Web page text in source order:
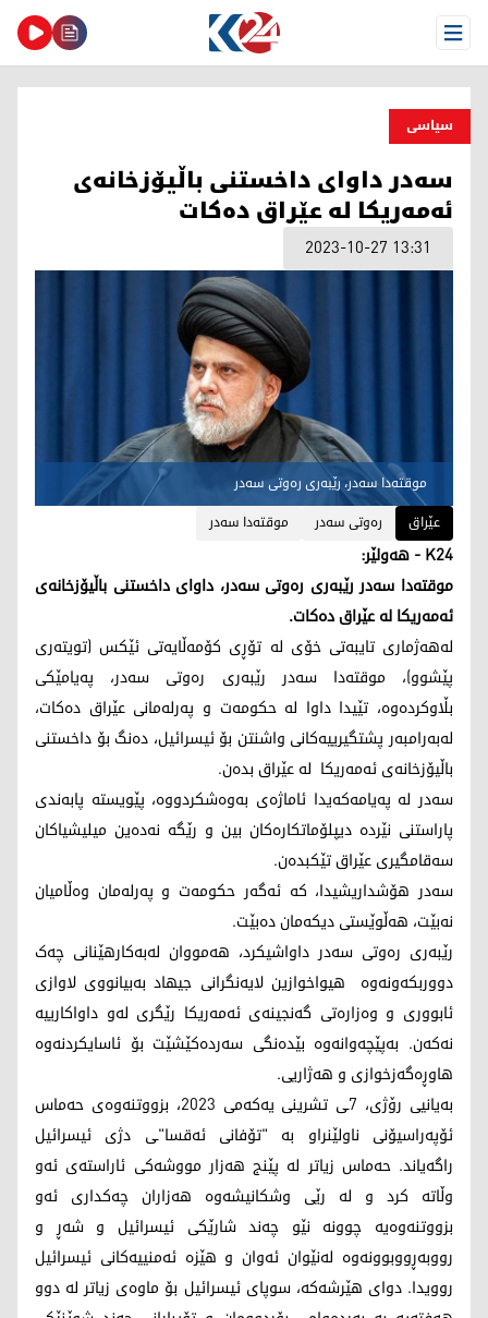
Open Menu
سیاسی
سه‌در داوای داخستنی باڵیۆزخانه‌ی
ئه‌مه‌ریكا له‌ عێراق ده‌كات
2023-10-27 13:31
موقته‌دا سه‌در، رێبه‌ری ره‌وتی سه‌در
عێراق
ره‌وتی سه‌در موقته‌دا سه‌در
K24 - هەولێر:
موقته‌دا سه‌در رێبه‌ری ره‌وتی سه‌در، داوای داخستنی باڵیۆزخانه‌ی
ئه‌مه‌ریكا له‌ عێراق ده‌كات.
له‌هه‌ژماری تایبه‌تی خۆی له‌ تۆڕی كۆمه‌ڵایه‌تی ئێكس (تویته‌ری
پێشوو)، موقته‌دا سه‌در رێبه‌ری ره‌وتی سه‌در، په‌یامێكی
بڵاوكرده‌وه‌، تێیدا داوا له‌ حكومه‌ت و په‌رله‌مانی عێراق ده‌كات،
له‌به‌رامبه‌ر پشتگیرییه‌كانی واشنتن بۆ ئیسرائیل، ده‌نگ بۆ داخستنی
باڵیۆزخانه‌ی ئه‌مه‌ریكا له‌ عێراق بده‌ن.
سه‌در له‌ په‌یامه‌كه‌یدا ئاماژه‌ی به‌وه‌شكردووه‌، پێویسته‌ پابه‌ندی
پاراستنی نێرده‌ دیپلۆماتكاره‌كان بین و رێگه‌ نه‌ده‌ین میلیشیاكان
سه‌قامگیری عێراق تێكبده‌ن.
سه‌در هۆشداریشیدا، كه‌ ئه‌گه‌ر حكومه‌ت و په‌رله‌مان وه‌ڵامیان
نه‌بێت، هه‌ڵوێستی دیكه‌مان ده‌بێت.
رێبەری رەوتی سەدر داواشیکرد، هەمووان لەبەکارهێنانی چەک
دووربکەونەوە هیواخوازین لایەنگرانی جیهاد بەبیانووی لاوازی
ئابووری و وەزارەتی گەنجینەی ئەمه‌ریکا رێگری لەو داواکارییە
نەکەن. بەپێچەوانەوە بێدەنگی سەردەکێشێت بۆ ئاسایکردنەوە
هاوڕەگەزخوازی و هەژاریی.
بەیانیی رۆژی، 7ـی تشرینی یەکەمی 2023، بزووتنەوەی حەماس
ئۆپەراسیۆنی ناولێنراو بە "تۆفانی ئەقسا"ـی دژی ئیسرائیل
راگەیاند. حەماس زیاتر لە پێنج هەزار مووشەکی ئاراستەی ئەو
وڵاتە کرد و لە رێی وشکانیشەوە هەزاران چەکداری ئەو
بزووتنەوەیە چوونە نێو چەند شارێکی ئیسرائیل و شەڕ و
رووبەڕووبوونەوە لەنێوان ئەوان و هێزە ئەمنییەکانی ئیسرائیل
روویدا. دوای هێرشەکە، سوپای ئیسرائیل بۆ ماوەی زیاتر لە دوو